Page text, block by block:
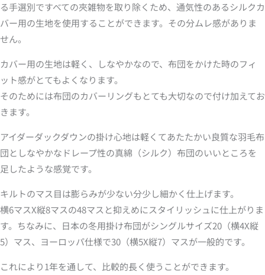
る手選別ですべての夾雑物を取り除くため、通気性のあるシルクカ
バー用の生地を使用することができます。その分ムレ感がありま
せん。
カバー用の生地は軽く、しなやかなので、布団をかけた時のフィ
ット感がとてもよくなります。
そのためには布団のカバーリングもとても大切なので付け加えてお
きます。
アイダーダックダウンの掛け心地は軽くてあたたかい良質な羽毛布
団としなやかなドレープ性の真綿（シルク）布団のいいところを
足したような感覚です。
キルトのマス目は膨らみが少ない分少し細かく仕上げます。
横6マスX縦8マスの48マスと抑えめにスタイリッシュに仕上がりま
す。ちなみに、日本の冬用掛け布団がシングルサイズ20（横4X縦
5）マス、ヨーロッパ仕様で30（横5X縦7）マスが一般的です。
これにより1年を通して、比較的長く使うことができます。